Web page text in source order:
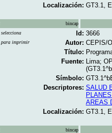
Localización: GT3.1,
bincap
selecciona
para imprimir
Id: 3666
Autor: CEPIS/
Título:
Fuente: Lima;
Símbolo:
Descriptores: SALUD
AREAS
Localización: GT3.1,
bincap